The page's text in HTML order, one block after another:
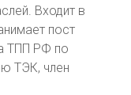
Входит в
пост
ТПП РФ по
ТЭК, член